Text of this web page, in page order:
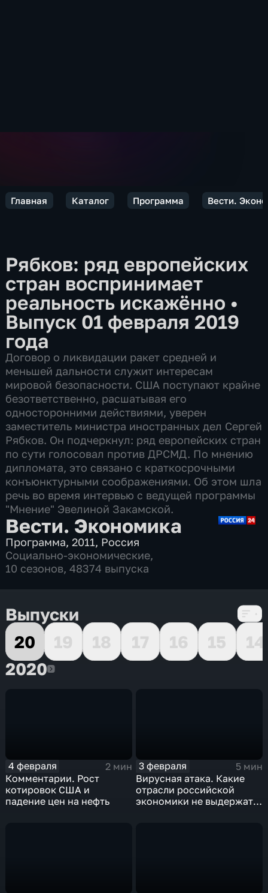
Главная Каталог Программа Вести.
Рябков: ряд европейских
стран воспринимает
реальность искажённо •
Выпуск 01 февраля 2019
года
Договор о ликвидации ракет средней и
меньшей дальности служит интересам
мировой безопасности. США поступают крайне
безответственно, расшатывая его
односторонними действиями, уверен
заместитель министра иностранных дел Сергей
Рябков. Он подчеркнул: ряд европейских стран
по сути голосовал против ДРСМД. По мнению
дипломата, это связано с краткосрочными
конъюнктурными соображениями. Об этом шла
речь во время интервью с ведущей программы
"Мнение" Эвелиной Закамской.
Вести. Экономика
Программа,2011, Россия
Социально-экономические,
10 сезонов, 48374 выпуска
Выпуски
20
19 18 17 16 15
14
20202020
4 февраля
2 мин
Комментарии. Рост
котировок США и
падение цен на нефть
3 февраля
5 мин
Вирусная атака. Какие
отрасли российской
экономики не выдержат